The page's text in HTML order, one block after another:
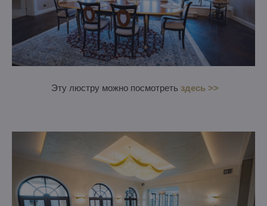
Эту люстру можно посмотреть здесь >>